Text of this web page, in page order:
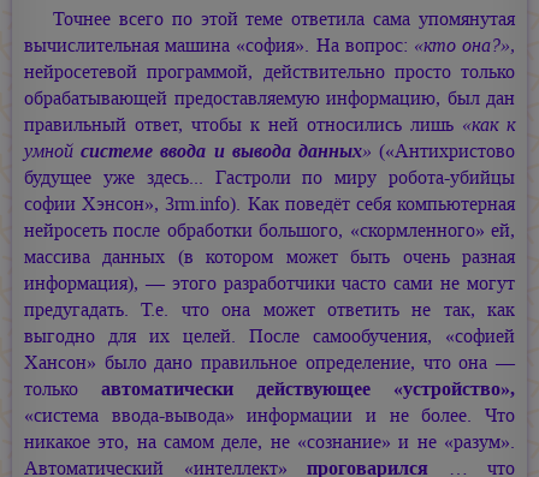
Точнее всего по этой теме ответила сама упомянутая
вычислительная машина «софия». На вопрос: «кто она?»,
нейросетевой программой, действительно просто только
обрабатывающей предоставляемую информацию, был дан
правильный ответ, чтобы к ней относились лишь «как к
умнойсистеме ввода и вывода данных» («Антихристово
будущее уже здесь... Гастроли по миру робота-убийцы
софии Хэнсон», 3rm.info). Как поведёт себя компьютерная
нейросеть после обработки большого, «скормленного» ей,
массива данных (в котором может быть очень разная
информация), — этого разработчики часто сами не могут
предугадать. Т.е. что она может ответить не так, как
выгодно для их целей. После самообучения, «софией
Хансон» было дано правильное определение, что она —
только автоматически действующее «устройство»,
«система ввода-вывода» информации и не более. Что
никакое это, на самом деле, не «сознание» и не «разум».
Автоматический «интеллект» проговарился … что